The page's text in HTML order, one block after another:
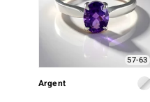
57-63
Argent